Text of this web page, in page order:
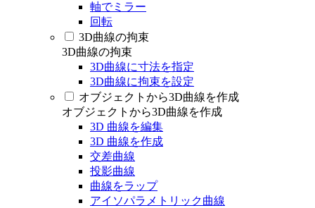
軸でミラー
回転
3D曲線の拘束
3D曲線の拘束
3D曲線に寸法を指定
3D曲線に拘束を設定
オブジェクトから3D曲線を作成
オブジェクトから3D曲線を作成
3D 曲線を編集
3D 曲線を作成
交差曲線
投影曲線
曲線をラップ
アイソパラメトリック曲線